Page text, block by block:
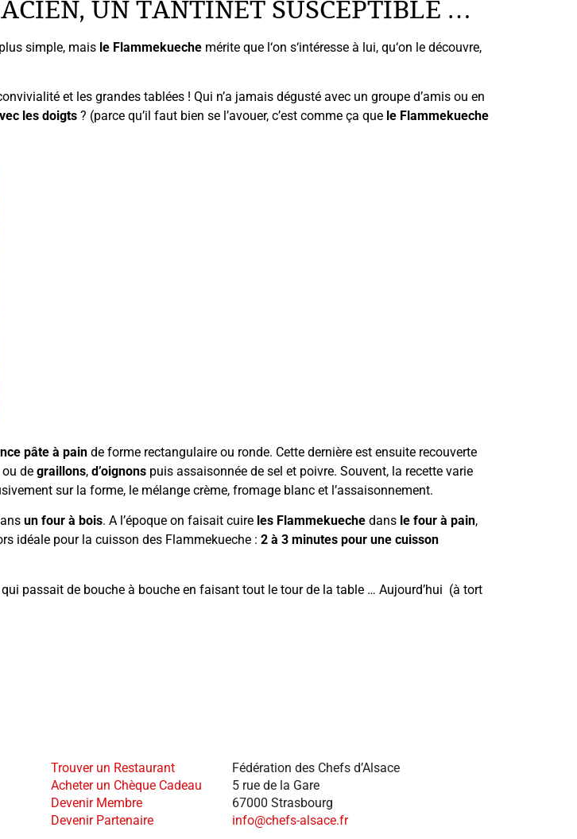
UN TANTINET SUSCEPTIBLE …
simple, mais le Flammekueche mérite que l‘on s‘intéresse à lui, qu‘on le découvre,
et les grandes tablées ! Qui n’a jamais dégusté avec un groupe d’amis ou en
les doigts ? (parce qu’il faut bien se l’avouer, c’est comme ça que le Flammekueche
pâte à pain de forme rectangulaire ou ronde. Cette dernière est ensuite recouverte
ou de graillons, d’oignons puis assaisonnée de sel et poivre. Souvent, la recette varie
sur la forme, le mélange crème, fromage blanc et l’assaisonnement.
un four à bois. A l’époque on faisait cuire les Flammekueche dans le four à pain,
idéale pour la cuisson des Flammekueche : 2 à 3 minutes pour une cuisson
qui passait de bouche à bouche en faisant tout le tour de la table … Aujourd’hui (à tort
Trouver un Restaurant
Acheter un Chèque Cadeau
Devenir Membre
Devenir Partenaire
Fédération des Chefs d’Alsace
5 rue de la Gare
67000 Strasbourg
info@chefs-alsace.fr